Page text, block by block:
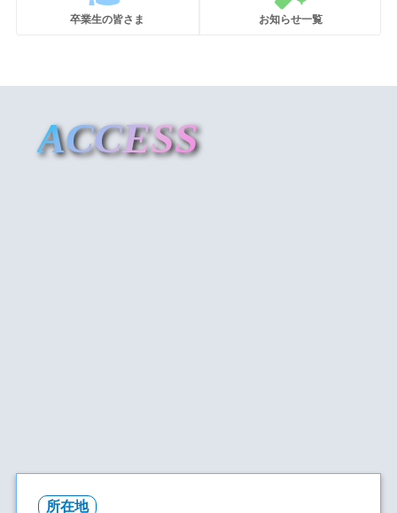
卒業生の皆さま お知らせ一覧
ACCESS
所在地